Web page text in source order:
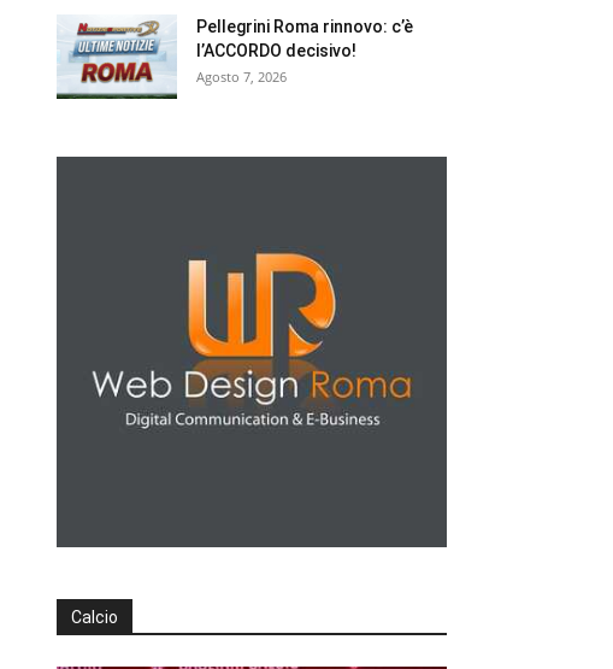
Pellegrini Roma rinnovo: c’è
l’ACCORDO decisivo!
Agosto 7, 2026
Calcio